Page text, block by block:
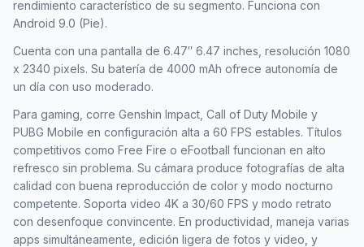
rendimiento característico de su segmento. Funciona con
Android 9.0 (Pie).
Cuenta con una pantalla de 6.47″ 6.47 inches, resolución 1080
x 2340 pixels. Su batería de 4000 mAh ofrece autonomía de
un día con uso moderado.
Para gaming, corre Genshin Impact, Call of Duty Mobile y
PUBG Mobile en configuración alta a 60 FPS estables. Títulos
competitivos como Free Fire o eFootball funcionan en alto
refresco sin problema. Su cámara produce fotografías de alta
calidad con buena reproducción de color y modo nocturno
competente. Soporta video 4K a 30/60 FPS y modo retrato
con desenfoque convincente. En productividad, maneja varias
apps simultáneamente, edición ligera de fotos y video, y